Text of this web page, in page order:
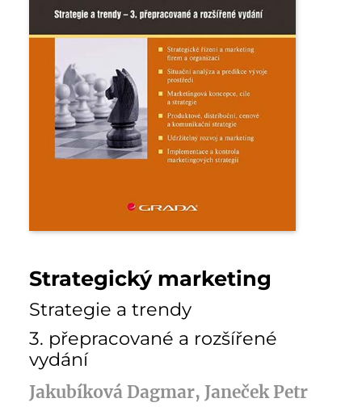
Strategický marketing
Strategie a trendy
3. přepracované a rozšířené
vydání
Jakubíková Dagmar, Janeček Petr